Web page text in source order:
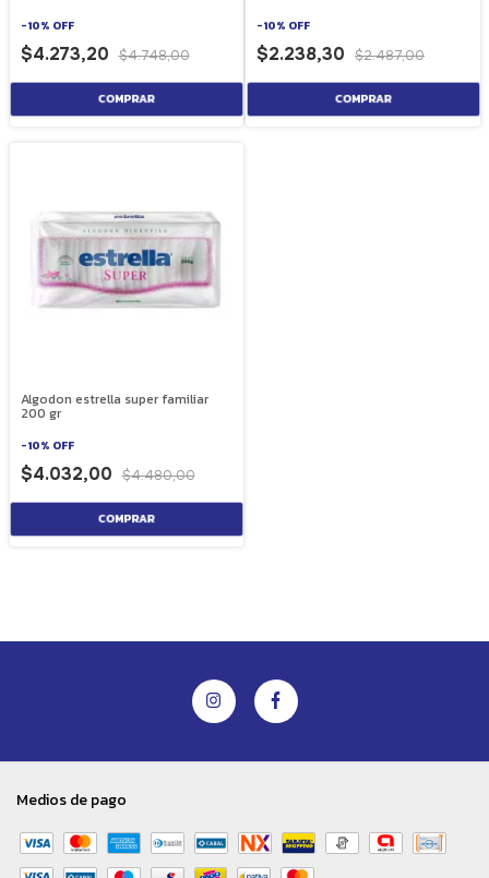
-10% OFF
$4.273,20 $4.748,00
-10% OFF
$2.238,30 $2.487,00
Algodon estrella super familiar
200 gr
-10% OFF
$4.032,00 $4.480,00
Medios de pago